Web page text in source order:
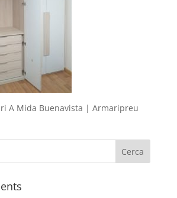
A Mida Buenavista | Armaripreu